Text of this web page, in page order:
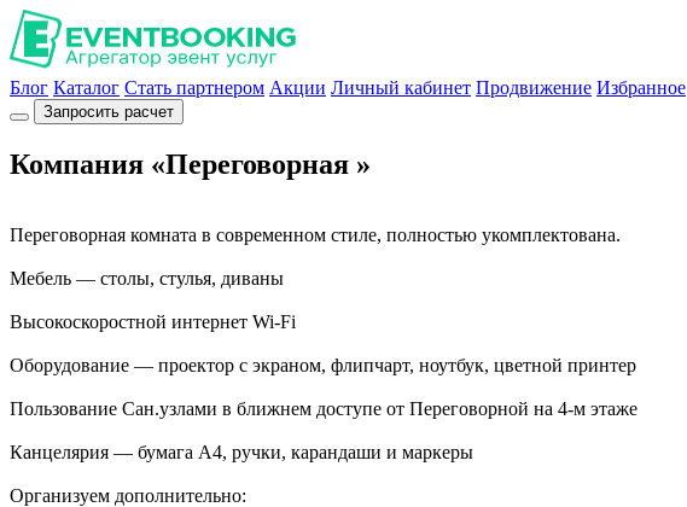
Блог Каталог Стать партнером Акции Личный кабинет Продвижение Избранное
Запросить расчет
Компания «Переговорная »
Переговорная комната в современном стиле, полностью укомплектована.
Мебель — столы, стулья, диваны
Высокоскоростной интернет Wi-Fi
Оборудование — проектор с экраном, флипчарт, ноутбук, цветной принтер
Пользование Сан.узлами в ближнем доступе от Переговорной на 4-м этаже
Канцелярия — бумага А4, ручки, карандаши и маркеры
Организуем дополнительно: